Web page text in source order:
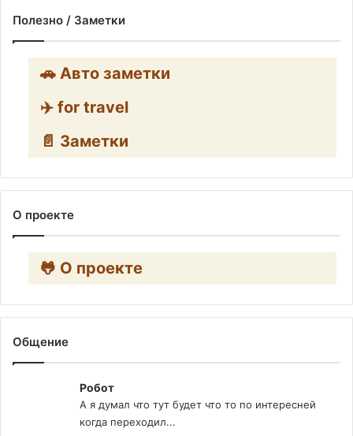
Полезно / Заметки
🚗 Авто заметки
✈️ for travel
📄 Заметки
О проекте
🐸 О проекте
Общение
Робот
А я думал что тут будет что то по интересней
когда переходил...